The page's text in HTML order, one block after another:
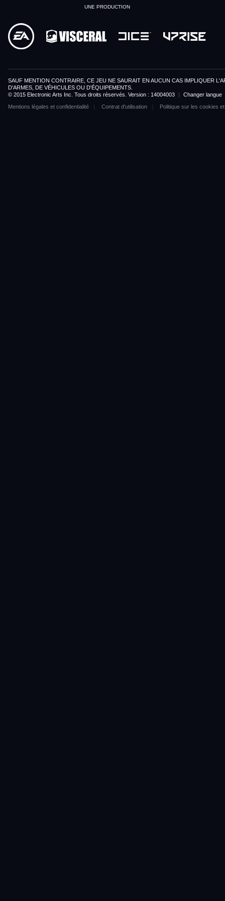
UNE PRODUCTION
SAUF MENTION CONTRAIRE, CE JEU NE SAURAIT EN AUCUN CAS IMPLIQUER
D'ARMES, DE VÉHICULES OU D'ÉQUIPEMENTS.
© 2015 Electronic Arts Inc. Tous droits réservés. Version : 14004003
|
Changer langue
Mentions légales et confidentialité
Contrat d'utilisation Politique sur les cookies